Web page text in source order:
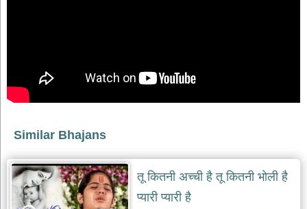
gurudev
bhajans
विविध
miscellaneous
bhajans
विष्णु
भजन
vishnu
bhajans
Similar Bhajans
तू कितनी अच्ची है तू कितनी भोली है
प्यारी प्यारी है